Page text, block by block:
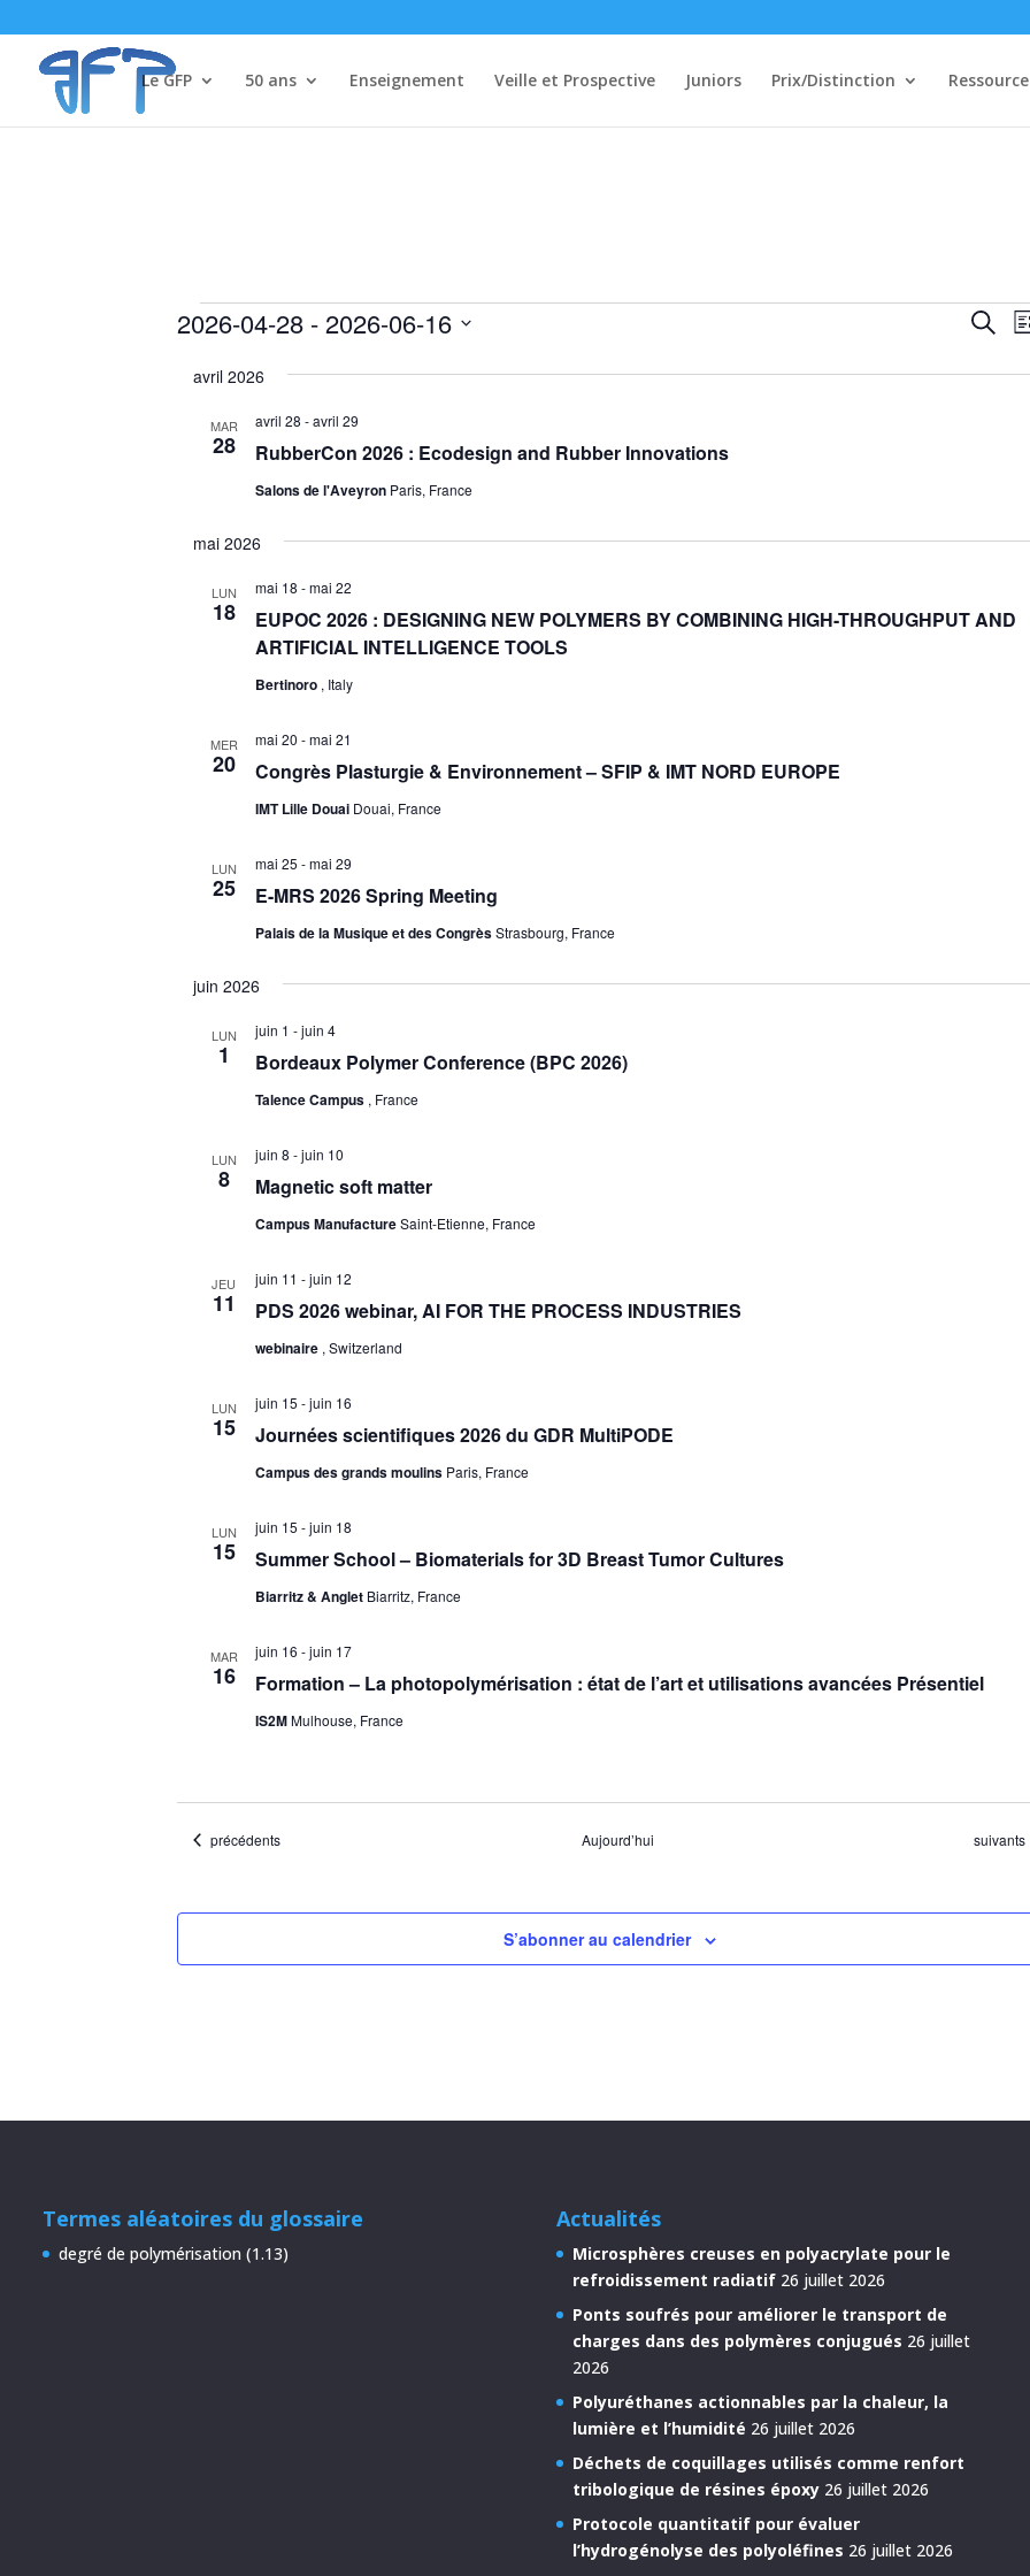
Le GFP 50 ans Enseignement Veille et Prospective Juniors Prix/Distinction
Évènements
2026-04-28 - 2026-06-16
uneavril 2026
MAR
28 RubberCon 2026 : Ecodesign and Rubber Innovations
avril 28 -avril 29
Salons de l'Aveyron Paris, France
mai 2026
LUN
18
EUPOC 2026 : DESIGNING NEW POLYMERS BY COMBINING HIGH-THROUGHPUT AND
ARTIFICIAL INTELLIGENCE TOOLS
mai 18 -mai 22
Bertinoro , Italy
MER
20 Congrès Plasturgie & Environnement – SFIP & IMT NORD EUROPE
mai 20 -mai 21
IMT Lille Douai Douai, France
LUN
25 E-MRS 2026 Spring Meeting
mai 25 -mai 29
Palais de la Musique et des CongrèsStrasbourg, France
juin 2026
LUN
1 Bordeaux Polymer Conference (BPC 2026)
juin 1 -juin 4
Talence Campus , France
LUN
8 Magnetic soft matter
juin 8 -juin 10
Campus ManufactureSaint-Etienne, France
JEU
11 PDS 2026 webinar, AI FOR THE PROCESS INDUSTRIES
juin 11 -juin 12
webinaire , Switzerland
LUN
15 Journées scientifiques 2026 du GDR MultiPODE
juin 15 -juin 16
Campus des grands moulins Paris, France
LUN
15 Summer School – Biomaterials for 3D Breast Tumor Cultures
juin 15 -juin 18
Biarritz & Anglet Biarritz, France
MAR
16 Formation – La photopolymérisation : état de l’art et utilisations avancées Présentiel
juin 16 -juin 17
IS2MMulhouse, France
Évènements
précédents Aujourd’hui suivants
S’abonner au calendrier
Termes aléatoires du glossaire
degré de polymérisation (1.13)
Actualités
Microsphères creuses en polyacrylate pour le
refroidissement radiatif 26 juillet 2026
Ponts soufrés pour améliorer le transport de
charges dans des polymères conjugués 26 juillet
2026
Polyuréthanes actionnables par la chaleur, la
lumière et l’humidité 26 juillet 2026
Déchets de coquillages utilisés comme renfort
tribologique de résines époxy 26 juillet 2026
Protocole quantitatif pour évaluer
l’hydrogénolyse des polyoléfines 26 juillet 2026